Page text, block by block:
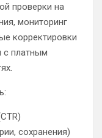
проверки на
мониторинг
корректировки
с платным
сохранения)